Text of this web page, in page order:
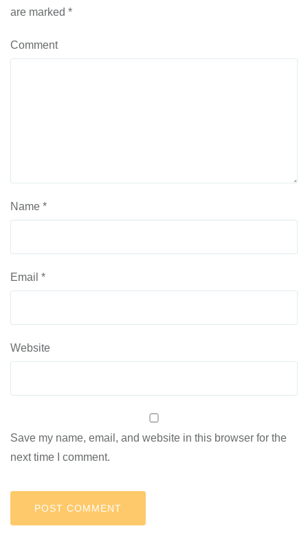
are marked *
Comment
Name *
Email *
Website
Save my name, email, and website in this browser for the
next time I comment.